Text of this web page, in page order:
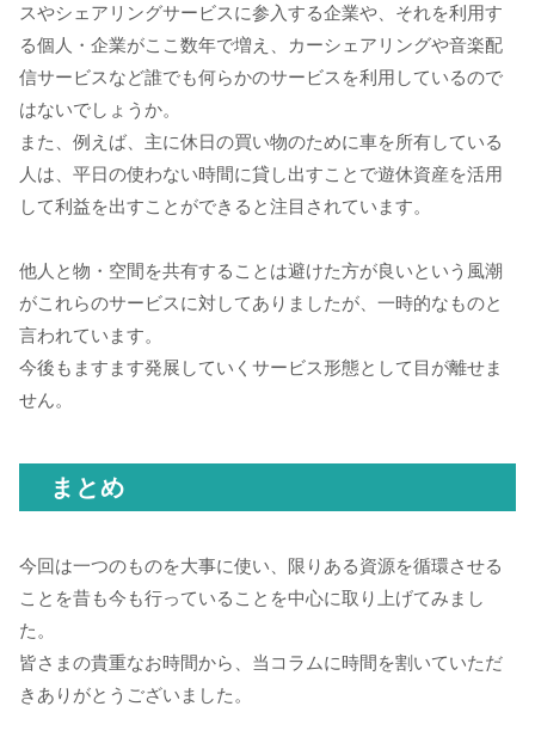
スやシェアリングサービスに参入する企業や、それを利用す
る個人・企業がここ数年で増え、カーシェアリングや音楽配
信サービスなど誰でも何らかのサービスを利用しているので
はないでしょうか。
また、例えば、主に休日の買い物のために車を所有している
人は、平日の使わない時間に貸し出すことで遊休資産を活用
して利益を出すことができると注目されています。
他人と物・空間を共有することは避けた方が良いという風潮
がこれらのサービスに対してありましたが、一時的なものと
言われています。
今後もますます発展していくサービス形態として目が離せま
せん。
まとめ
今回は一つのものを大事に使い、限りある資源を循環させる
ことを昔も今も行っていることを中心に取り上げてみまし
た。
皆さまの貴重なお時間から、当コラムに時間を割いていただ
きありがとうございました。